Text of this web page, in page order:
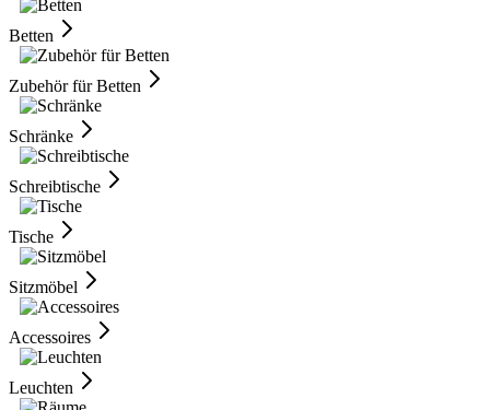
Betten
Zubehör für Betten
Schränke
Schreibtische
Tische
Sitzmöbel
Accessoires
Leuchten